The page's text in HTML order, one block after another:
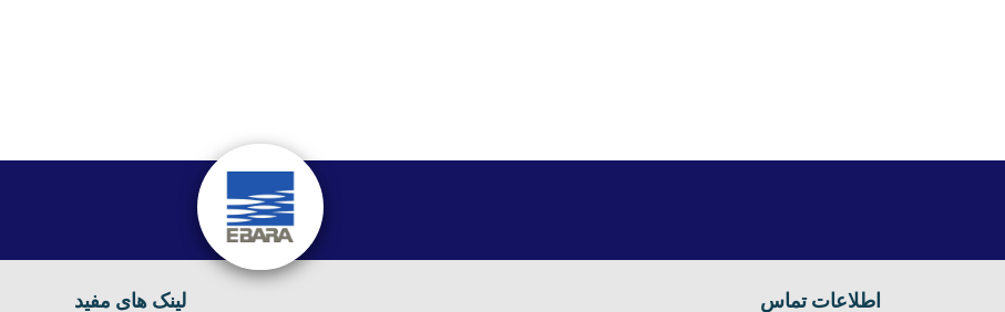
اطلاعات تماس لینک های مفید